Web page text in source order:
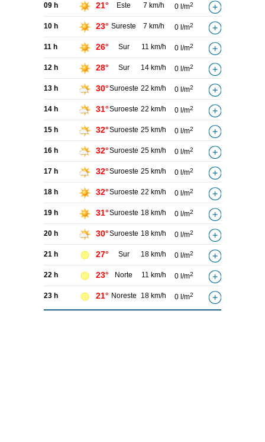
09 h 21° Este 7 km/h 0 l/m2
10 h 23° Sureste 7 km/h 0 l/m2
11 h 26° Sur 11 km/h 0 l/m2
12 h 28° Sur 14 km/h 0 l/m2
13 h 30°Suroeste 22 km/h 0 l/m2
14 h 31°Suroeste 22 km/h 0 l/m2
15 h 32°Suroeste 25 km/h 0 l/m2
16 h 32°Suroeste 25 km/h 0 l/m2
17 h 32°Suroeste 25 km/h 0 l/m2
18 h 32°Suroeste 22 km/h 0 l/m2
19 h 31°Suroeste 18 km/h 0 l/m2
20 h 30°Suroeste 18 km/h 0 l/m2
21 h 27° Sur 18 km/h 0 l/m2
22 h 23° Norte 11 km/h 0 l/m2
23 h 21° Noreste 18 km/h 0 l/m2